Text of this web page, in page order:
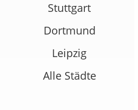
Stuttgart
Dortmund
Leipzig
Alle Städte